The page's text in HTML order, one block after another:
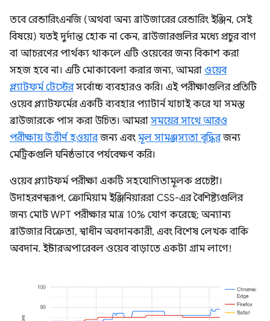
তবে রেন্ডারিংএনজি (অথবা অন্য ব্রাউজারের রেন্ডারিং ইঞ্জিন, সেই
বিষয়ে) যতই দুর্দান্ত হোক না কেন, ব্রাউজারগুলির মধ্যে প্রচুর বাগ
বা আচরণের পার্থক্য থাকলে এটি ওয়েবের জন্য বিকাশ করা
সহজ হবে না। এটি মোকাবেলা করার জন্য, আমরা ওয়েব
প্ল্যাটফর্ম টেস্টেরসর্বোচ্চ ব্যবহারও করি। এই পরীক্ষাগুলির প্রতিটি
ওয়েব প্ল্যাটফর্মের একটি ব্যবহার প্যাটার্ন যাচাই করে যা সমস্ত
ব্রাউজারকে পাস করা উচিত। আমরা সময়ের সাথে আরও
পরীক্ষায় উত্তীর্ণ হওয়ারজন্য এবং মূল সামঞ্জস্যতা বৃদ্ধিরজন্য
মেট্রিকগুলি ঘনিষ্ঠভাবে পর্যবেক্ষণ করি।
ওয়েব প্ল্যাটফর্ম পরীক্ষা একটি সহযোগিতামূলক প্রচেষ্টা।
উদাহরণস্বরূপ, ক্রোমিয়াম ইঞ্জিনিয়াররা CSS-এর বৈশিষ্ট্যগুলির
জন্য মোট WPT পরীক্ষার মাত্র 10% যোগ করেছে; অন্যান্য
ব্রাউজার বিক্রেতা, স্বাধীন অবদানকারী, এবং বিশেষ লেখক বাকি
অবদান. ইন্টারঅপারেবল ওয়েব বাড়াতে একটা গ্রাম লাগে!